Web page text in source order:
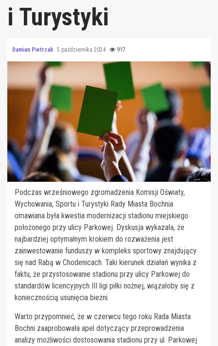
i Turystyki
Damian Pietrzak 5 października 2024 917
Podczas wrześniowego zgromadzenia Komisji Oświaty,
Wychowania, Sportu i Turystyki Rady Miasta Bochnia
omawiana była kwestia modernizacji stadionu miejskiego
położonego przy ulicy Parkowej. Dyskusja wykazała, że
najbardziej optymalnym krokiem do rozważenia jest
zainwestowanie funduszy w kompleks sportowy znajdujący
się nad Rabą w Chodenicach. Taki kierunek działań wynika z
faktu, że przystosowanie stadionu przy ulicy Parkowej do
standardów licencyjnych III ligi piłki nożnej, wiązałoby się z
koniecznością usunięcia bieżni.
Warto przypomnieć, że w czerwcu tego roku Rada Miasta
Bochni zaaprobowała apel dotyczący przeprowadzenia
analizy możliwości dostosowania stadionu przy ul. Parkowej